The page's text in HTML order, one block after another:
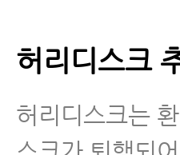
허리디스크
허리디스크는